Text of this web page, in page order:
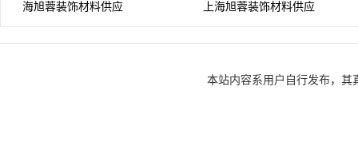
海旭蓉装饰材料供应
上海旭蓉装饰材料供应
本站内容系用户自行发布，其